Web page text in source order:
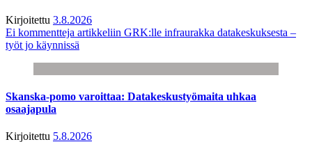
Kirjoitettu 3.8.2026
Ei kommentteja artikkeliin GRK:lle infraurakka datakeskuksesta –
työt jo käynnissä
Skanska-pomo varoittaa: Datakeskustyömaita uhkaa
osaajapula
Kirjoitettu 5.8.2026